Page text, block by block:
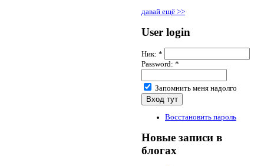
давай ещё >>
User login
Ник: *
Password: *
Запомнить меня надолго
Восстановить пароль
Новые записи в
блогах